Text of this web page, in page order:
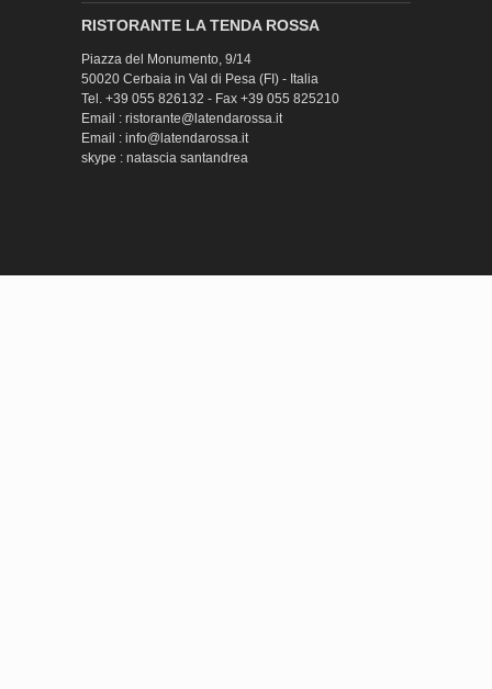
RISTORANTE LA TENDA ROSSA
Piazza del Monumento, 9/14
50020 Cerbaia in Val di Pesa (FI) - Italia
Tel. +39 055 826132 - Fax +39 055 825210
Email : ristorante@latendarossa.it
Email : info@latendarossa.it
skype : natascia santandrea